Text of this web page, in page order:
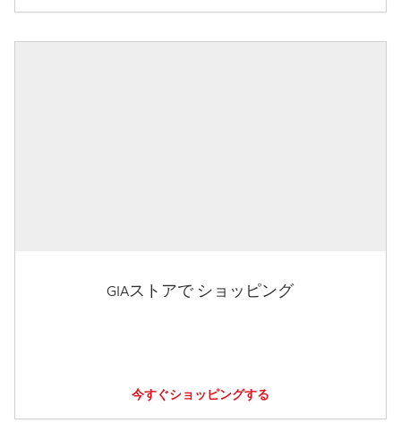
GIAストアで ショッピング
今すぐショッピングする